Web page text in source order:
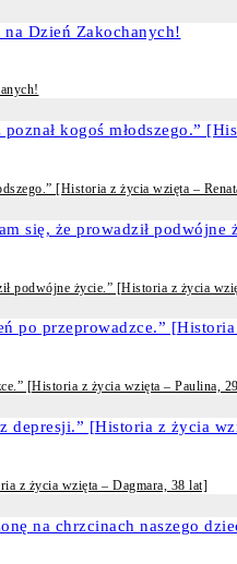
[Historia z życia wzięta –
podwójne życie.” [Historia z życia
[Historia z życia wzięta – Paulina,
z życia wzięta – Dagmara, 38 lat]